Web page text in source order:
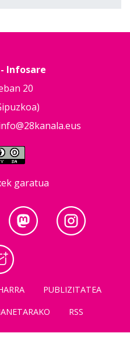
Infosare
20
garatua
PUBLIZITATEA
RSS